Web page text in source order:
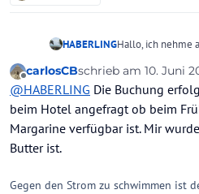
HABERLINGHallo, ich nehme
zugesagten
Offline
carlosCBschrieb am 10. Juni
zuletzt editiert von
@HABERLING Die Buchung
beim Hotel angefragt ob beim
Margarine verfügbar ist. Mir
Butter ist.
Gegen den Strom zu schwimmen ist